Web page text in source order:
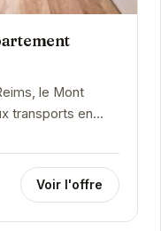
le Mont
transports en
de la...
Voir l'offre